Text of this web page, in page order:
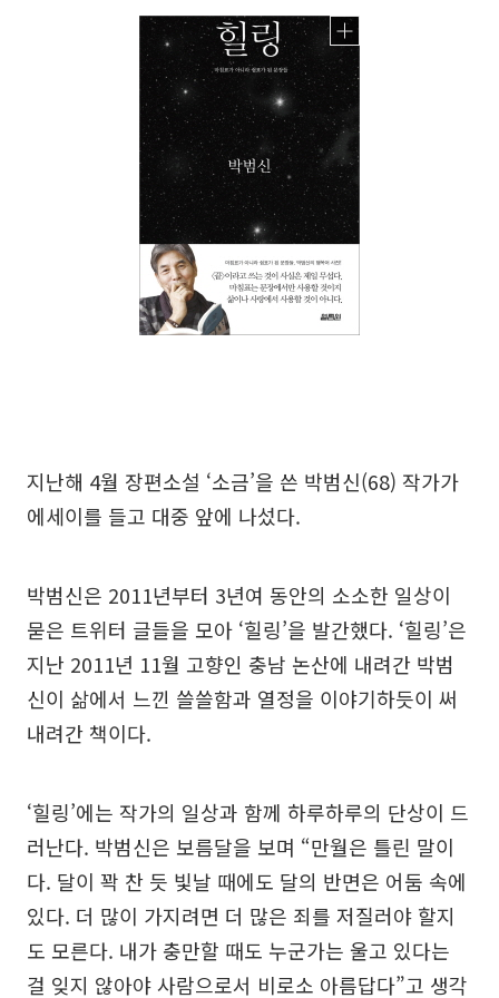
지난해 4월 장편소설 ‘소금’을 쓴 박범신(68) 작가가
에세이를 들고 대중 앞에 나섰다.
박범신은 2011년부터 3년여 동안의 소소한 일상이
묻은 트위터 글들을 모아 ‘힐링’을 발간했다. ‘힐링’은
지난 2011년 11월 고향인 충남 논산에 내려간 박범
신이 삶에서 느낀 쓸쓸함과 열정을 이야기하듯이 써
내려간 책이다.
‘힐링’에는 작가의 일상과 함께 하루하루의 단상이 드
러난다. 박범신은 보름달을 보며 “만월은 틀린 말이
다. 달이 꽉 찬 듯 빛날 때에도 달의 반면은 어둠 속에
있다. 더 많이 가지려면 더 많은 죄를 저질러야 할지
도 모른다. 내가 충만할 때도 누군가는 울고 있다는
걸 잊지 않아야 사람으로서 비로소 아름답다”고 생각